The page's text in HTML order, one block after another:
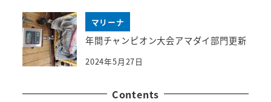
マリーナ
年間チャンピオン大会アマダイ部門更新
2024年5月27日
Contents